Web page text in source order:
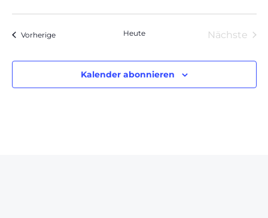
VorherigeVeranstaltungen Heute
Nächste
Kalender abonnieren